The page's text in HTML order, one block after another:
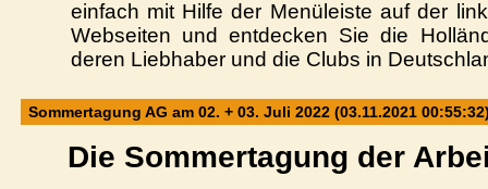
einfach mit Hilfe der Menüleiste auf der
Webseiten und entdecken Sie die
deren Liebhaber und die Clubs in
Sommertagung AG am 02. + 03. Juli 2022 (03.11.2021
Die Sommertagung der